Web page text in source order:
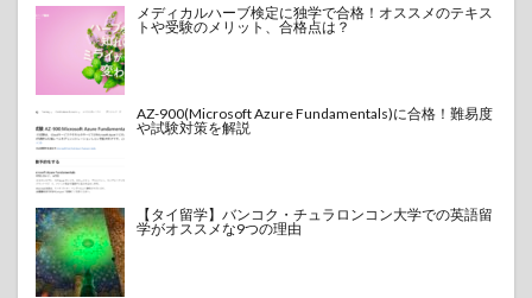
メディカルハーブ検定に独学で合格！オススメのテキス
トや受験のメリット、合格点は？
AZ-900(Microsoft Azure Fundamentals)に合格！難易度
や試験対策を解説
【タイ留学】バンコク・チュラロンコン大学での英語留
学がオススメな9つの理由